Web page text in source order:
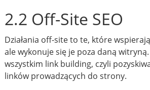
2.2 Off-Site SEO
Działania off-site to te, które
ale wykonuje się je poza daną
wszystkim link building, czyli
linków prowadzących do strony.